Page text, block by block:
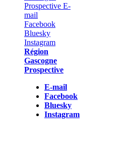
Région
Gascogne
Prospective
E-mail
Facebook
Bluesky
Instagram